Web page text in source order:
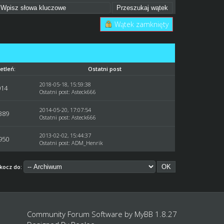
Wątek zamknięty
Ostatni post
2018-05-18, 15:59:38
Ostatni post:Asteck666
2014-05-20, 17:07:54
Ostatni post: Asteck666
2013-02-02, 15:44:37
Ostatni post:ADM_Henrik
do:
Community Forum Software by MyBB 1.8.27